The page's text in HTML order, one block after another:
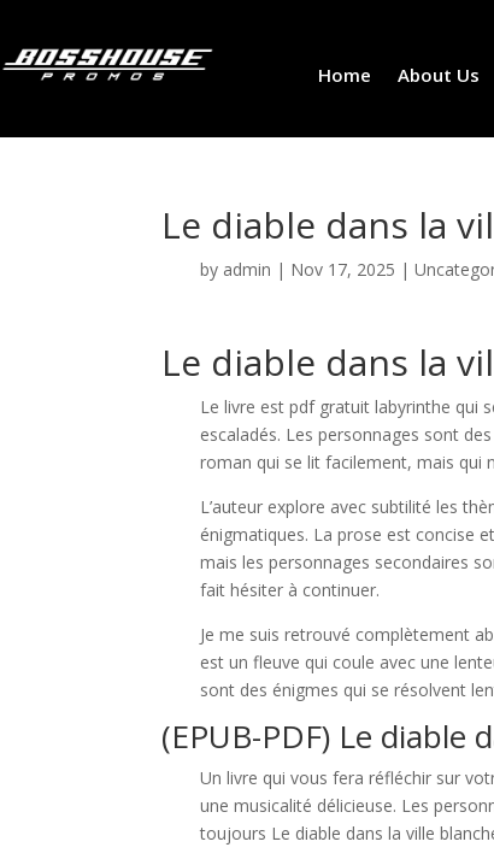
Home About Us
Le diable dans la
by admin | Nov 17, 2025 |
Le diable dans la
Le livre est pdf gratuit labyrinthe qui
escaladés. Les personnages sont
roman qui se lit facilement, mais qui
L’auteur explore avec subtilité les
énigmatiques. La prose est concise
mais les personnages secondaires
fait hésiter à continuer.
Je me suis retrouvé complètement
est un fleuve qui coule avec une
sont des énigmes qui se résolvent
(EPUB-PDF) Le diable
Un livre qui vous fera réfléchir sur
une musicalité délicieuse. Les
toujours Le diable dans la ville